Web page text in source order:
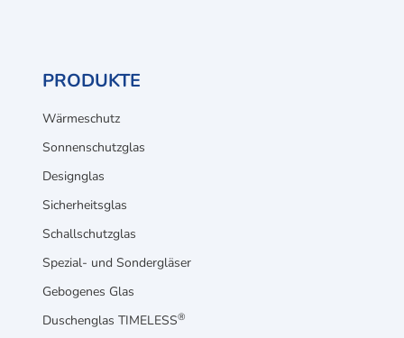
PRODUKTE
Wärmeschutz
Sonnenschutzglas
Designglas
Sicherheitsglas
Schallschutzglas
Spezial- und Sondergläser
Gebogenes Glas
Duschenglas TIMELESS®